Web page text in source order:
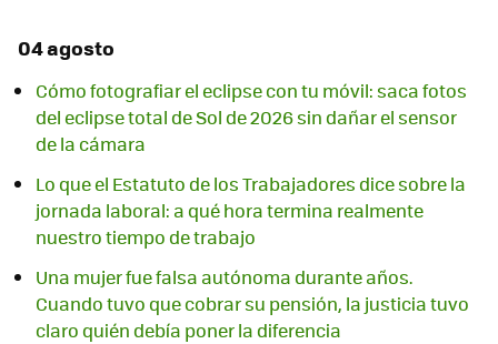
04 agosto
Cómo fotografiar el eclipse con tu móvil: saca fotos
del eclipse total de Sol de 2026 sin dañar el sensor
de la cámara
Lo que el Estatuto de los Trabajadores dice sobre la
jornada laboral: a qué hora termina realmente
nuestro tiempo de trabajo
Una mujer fue falsa autónoma durante años.
Cuando tuvo que cobrar su pensión, la justicia tuvo
claro quién debía poner la diferencia